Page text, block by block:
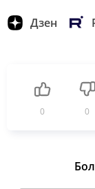
Дзен
0 0